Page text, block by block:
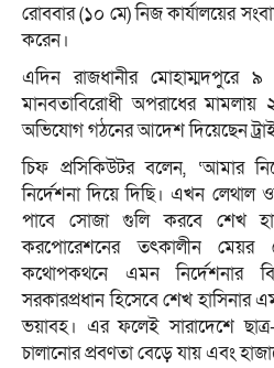
রোববার (১০ মে) নিজ কার্যালয়ের
করেন।
এদিন রাজধানীর মোহাম্মদপুরে
মানবতাবিরোধী অপরাধের
অভিযোগ গঠনের আদেশ দিয়েছেন
চিফ প্রসিকিউটর বলেন, ‘আমার
নির্দেশনা দিয়ে দিছি। এখন লেথাল
পাবে সোজা গুলি করবে শেখ
করপোরেশনের তৎকালীন
কথোপকথনে এমন নির্দেশনার
সরকারপ্রধান হিসেবে শেখ হাসিনার
ভয়াবহ। এর ফলেই সারাদেশে
চালানোর প্রবণতা বেড়ে যায় এবং